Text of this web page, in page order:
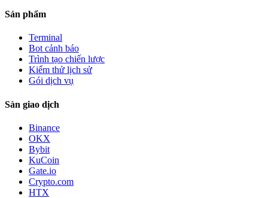
Sản phẩm
Terminal
Bot cảnh báo
Trình tạo chiến lược
Kiểm thử lịch sử
Gói dịch vụ
Sàn giao dịch
Binance
OKX
Bybit
KuCoin
Gate.io
Crypto.com
HTX